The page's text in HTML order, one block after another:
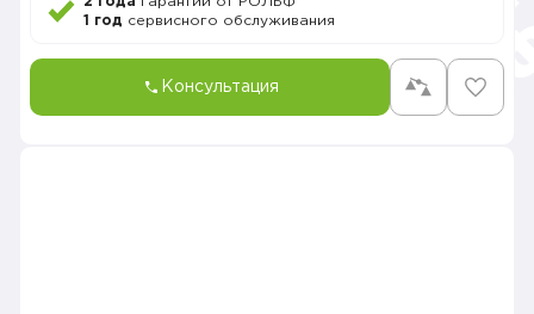
1 год сервисного обслуживания
Консультация